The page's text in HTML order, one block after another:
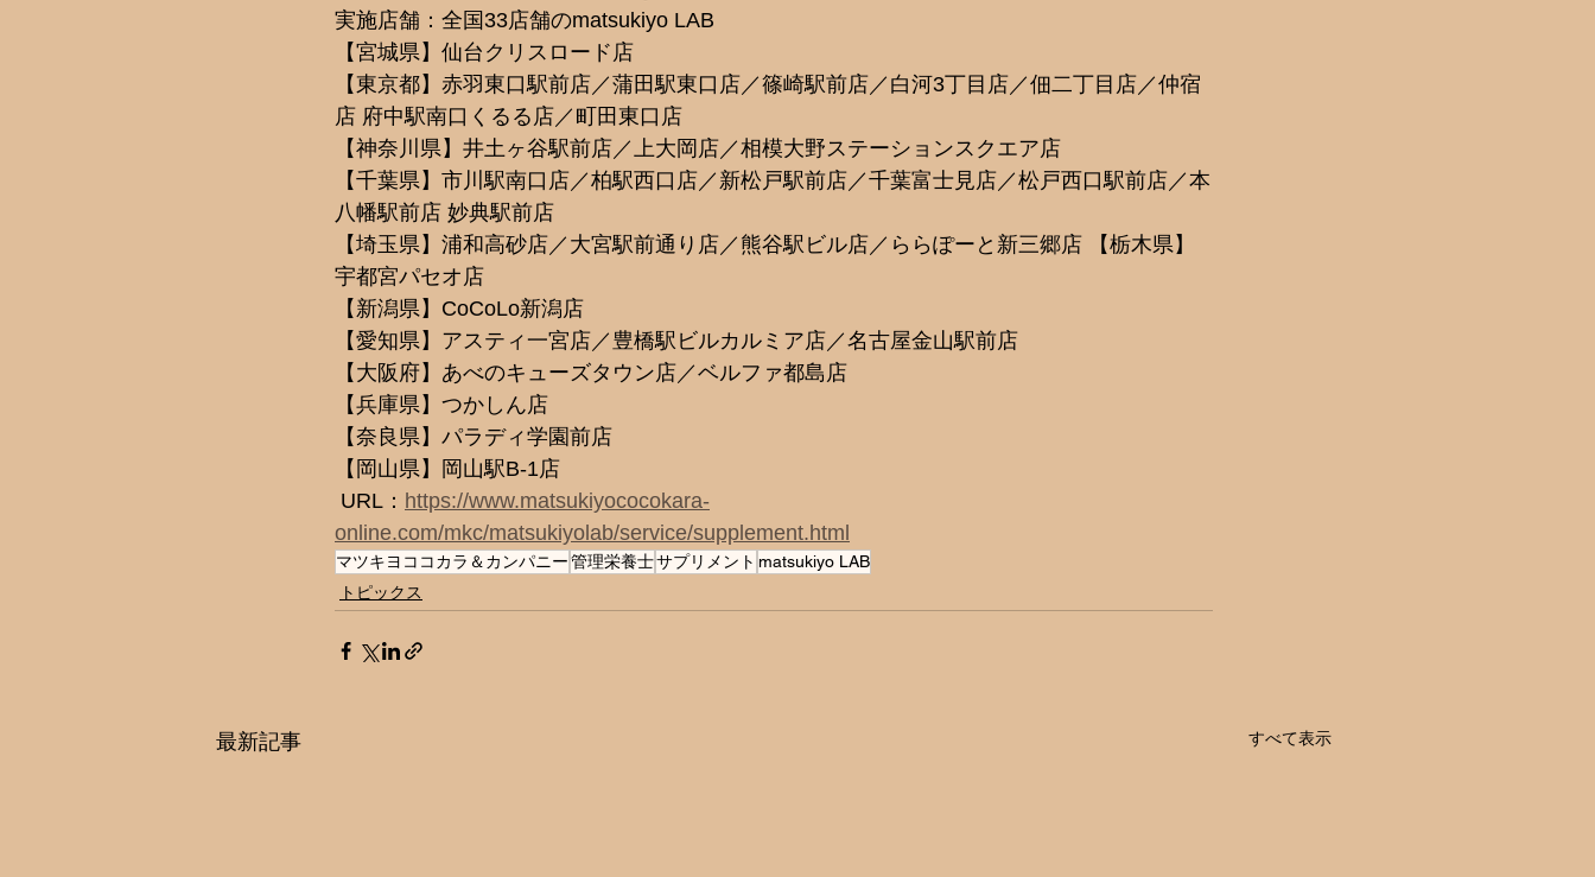
実施店舗：全国33店舗のmatsukiyo LAB
【宮城県】仙台クリスロード店
【東京都】赤羽東口駅前店／蒲田駅東口店／篠崎駅前店／白河3丁目店／佃二丁目店／仲宿
店 府中駅南口くるる店／町田東口店
【神奈川県】井土ヶ谷駅前店／上大岡店／相模大野ステーションスクエア店
【千葉県】市川駅南口店／柏駅西口店／新松戸駅前店／千葉富士見店／松戸西口駅前店／本
八幡駅前店 妙典駅前店
【埼玉県】浦和高砂店／大宮駅前通り店／熊谷駅ビル店／ららぽーと新三郷店 【栃木県】
宇都宮パセオ店
【新潟県】CoCoLo新潟店
【愛知県】アスティ一宮店／豊橋駅ビルカルミア店／名古屋金山駅前店
【大阪府】あべのキューズタウン店／ベルファ都島店
【兵庫県】つかしん店
【奈良県】パラディ学園前店
【岡山県】岡山駅B-1店
URL： https://www.matsukiyococokara-
online.com/mkc/matsukiyolab/service/supplement.html
マツキヨココカラ＆カンパニー管理栄養士サプリメント matsukiyo LAB
トピックス
最新記事 すべて表示